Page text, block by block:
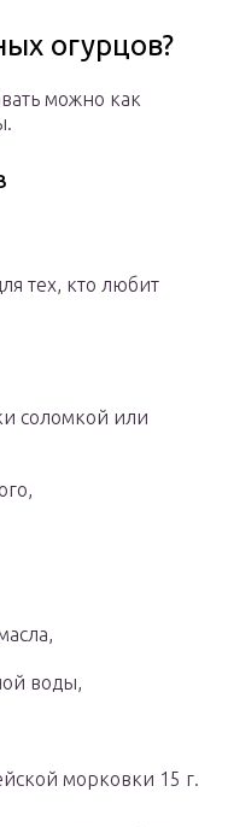
огурцов?
можно как
тех, кто любит
соломкой или
воды,
морковки 15 г.